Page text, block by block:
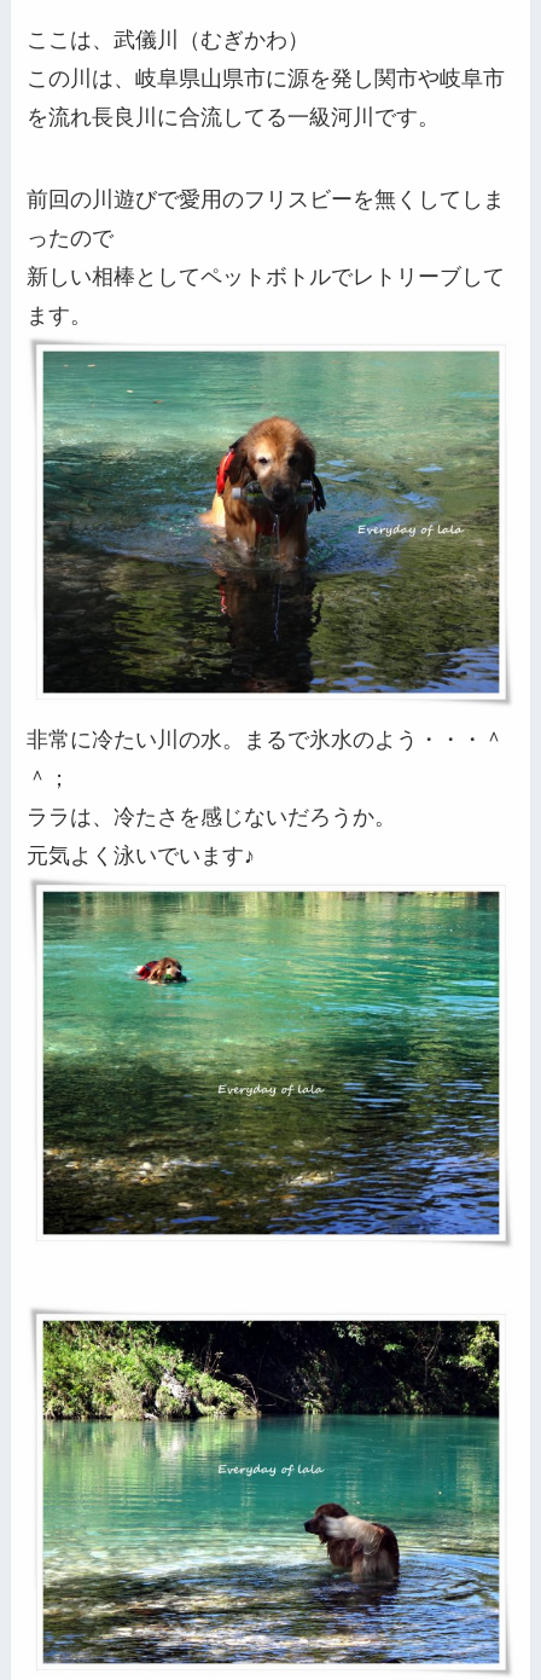
ここは、武儀川（むぎかわ）
この川は、岐阜県山県市に源を発し関市や岐阜市
を流れ長良川に合流してる一級河川です。
前回の川遊びで愛用のフリスビーを無くしてしま
ったので
新しい相棒としてペットボトルでレトリーブして
ます。
非常に冷たい川の水。まるで氷水のよう・・・＾
＾；
ララは、冷たさを感じないだろうか。
元気よく泳いでいます♪